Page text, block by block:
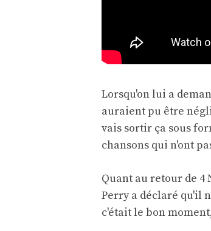
Lorsqu'on lui a
auraient pu être
vais sortir ça sous
chansons qui n'ont
Quant au retour de 4
Perry a déclaré qu'il
c'était le bon